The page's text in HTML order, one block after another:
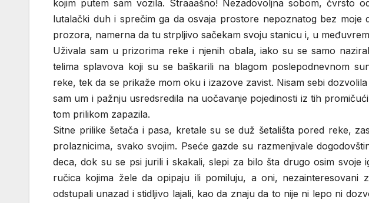
kojim putem sam vozila. Straaašno! Nezadovoljna sobom, čvrsto
lutalački duh i sprečim ga da osvaja prostore nepoznatog bez moje
prozora, namerna da tu strpljivo sačekam svoju stanicu i, u
Uživala sam u prizorima reke i njenih obala, iako su se samo
telima splavova koji su se baškarili na blagom poslepodnevnom
reke, tek da se prikaže mom oku i izazove zavist. Nisam sebi
sam um i pažnju usredsredila na uočavanje pojedinosti iz tih
tom prilikom zapazila.
Sitne prilike šetača i pasa, kretale su se duž šetališta pored reke,
prolaznicima, svako svojim. Pseće gazde su razmenjivale
deca, dok su se psi jurili i skakali, slepi za bilo šta drugo osim svoje
ručica kojima žele da opipaju ili pomiluju, a oni, nezainteresovani
odstupali unazad i stidljivo lajali, kao da znaju da to nije ni lepo ni